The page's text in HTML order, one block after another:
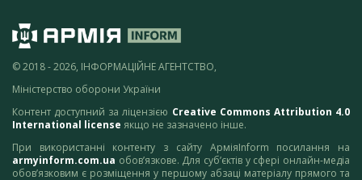
© 2018 - 2026, ІНФОРМАЦІЙНЕ АГЕНТСТВО,
Міністерство оборони України
Контент доступний за ліцензією Creative Commons Attribution 4.0
International license якщо не зазначено інше.
При використанні контенту з сайту АрміяInform посилання на
armyinform.com.ua обов’язкове. Для суб’єктів у сфері онлайн-медіа
обов’язковим є розміщення у першому абзаці матеріалу прямого та